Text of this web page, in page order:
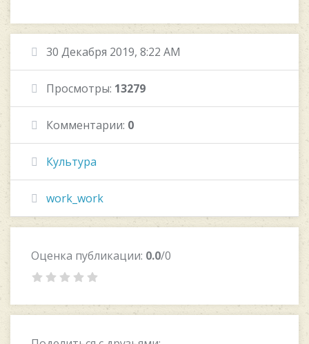
30 Декабря 2019, 8:22 AM
Просмотры: 13279
Комментарии: 0
Культура
work_work
Оценка публикации: 0.0/0